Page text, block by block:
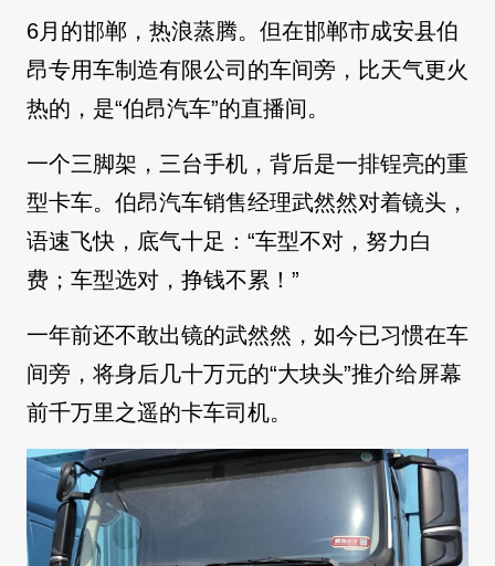
6月的邯郸，热浪蒸腾。但在邯郸市成安县伯
昂专用车制造有限公司的车间旁，比天气更火
热的，是“伯昂汽车”的直播间。
一个三脚架，三台手机，背后是一排锃亮的重
型卡车。伯昂汽车销售经理武然然对着镜头，
语速飞快，底气十足：“车型不对，努力白
费；车型选对，挣钱不累！”
一年前还不敢出镜的武然然，如今已习惯在车
间旁，将身后几十万元的“大块头”推介给屏幕
前千万里之遥的卡车司机。